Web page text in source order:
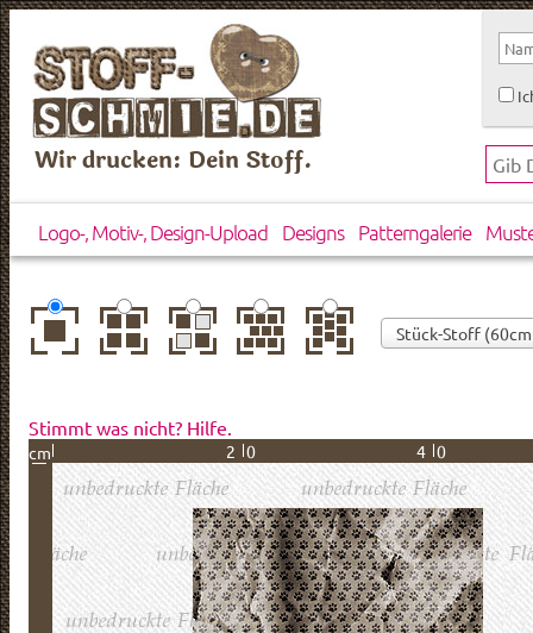
Wir drucken: Dein Stoff.
Logo-, Motiv-, Design-Upload Designs Patterngalerie
zentriert
einfach
wiederholt
gespiegelthorizontal
versetzt
vertikal
versetzt
Stimmt was nicht? Hilfe.
cm 20 40